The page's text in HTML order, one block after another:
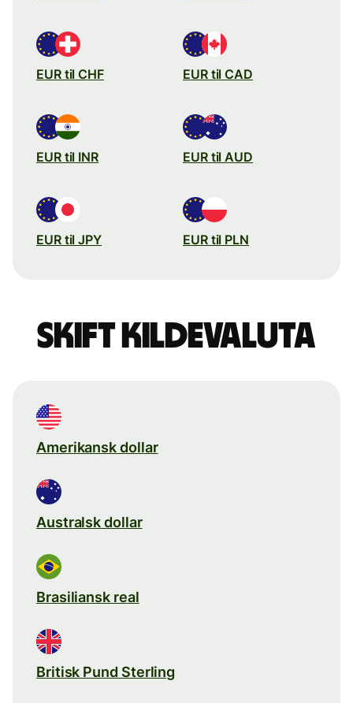
EUR til CHF EUR til CAD
EUR til INR EUR til AUD
EUR til JPY EUR til PLN
Skift kildevaluta
Amerikansk dollar
Australsk dollar
Brasiliansk real
Britisk Pund Sterling